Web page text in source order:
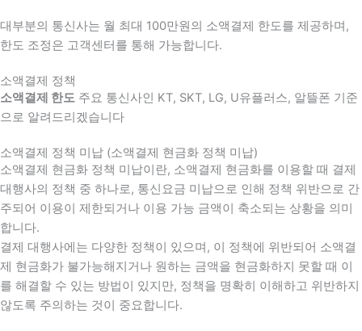
대부분의 통신사는 월 최대 100만원의 소액결제 한도를 제공하며,
한도 조정은 고객센터를 통해 가능합니다.
소액결제 정책
소액결제 한도 주요 통신사인 KT, SKT, LG, U유플러스, 알뜰폰 기준
으로 알려드리겠습니다
소액결제 정책 미납 (소액결제 현금화 정책 미납)
소액결제 현금화 정책 미납이란, 소액결제 현금화를 이용할 때 결제
대행사의 정책 중 하나로, 통신요금 미납으로 인해 정책 위반으로 간
주되어 이용이 제한되거나 이용 가능 금액이 축소되는 상황을 의미
합니다.
결제 대행사에는 다양한 정책이 있으며, 이 정책에 위반되어 소액결
제 현금화가 불가능해지거나 원하는 금액을 현금화하지 못할 때 이
를 해결할 수 있는 방법이 있지만, 정책을 명확히 이해하고 위반하지
않도록 주의하는 것이 중요합니다.